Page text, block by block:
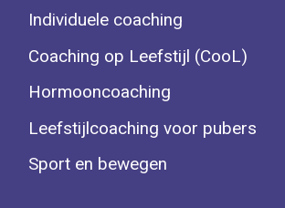
Individuele coaching
Coaching op Leefstijl (CooL)
Hormooncoaching
Leefstijlcoaching voor pubers
Sport en bewegen